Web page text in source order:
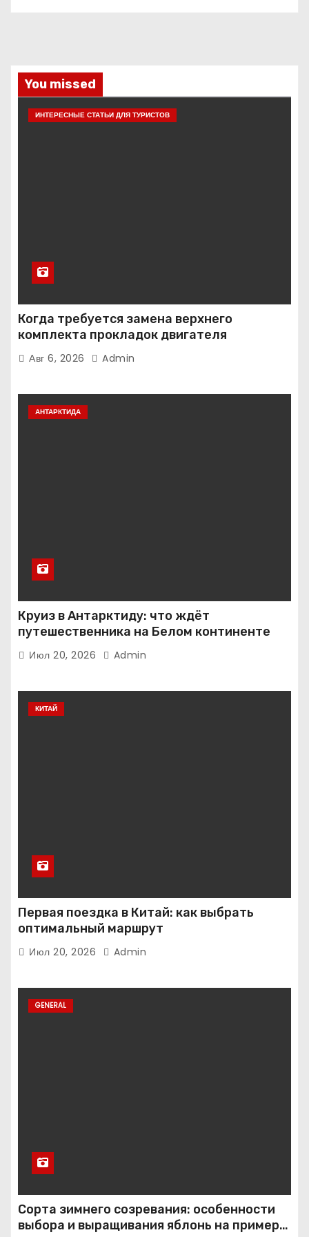
You missed
ИНТЕРЕСНЫЕ СТАТЬИ ДЛЯ ТУРИСТОВ
Когда требуется замена верхнего
комплекта прокладок двигателя
Авг 6, 2026 Admin
АНТАРКТИДА
Круиз в Антарктиду: что ждёт
путешественника на Белом континенте
Июл 20, 2026 Admin
КИТАЙ
Первая поездка в Китай: как выбрать
оптимальный маршрут
Июл 20, 2026 Admin
GENERAL
Сорта зимнего созревания: особенности
выбора и выращивания яблонь на примере